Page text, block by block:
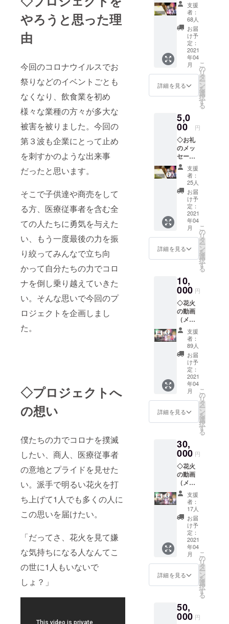
やろうと思った理
由
今回のコロナウイルスでお
祭りなどのイベントごとも
なくなり、飲食業を初め
様々な業種の方々が多大な
被害を被りました。今回の
第３波も企業にとって止め
を刺すかのような出来事
だったと思います。
そこで子供達や商売をして
る方、医療従事者を含む全
ての人たちに勇気を与えた
い、もう一度最後の力を振
り絞ってみんなで立ち向
かって自分たちの力でコロ
ナを倒し乗り越えていきた
い。そんな思いで今回のプ
ロジェクトを企画しまし
た。
◇プロジェクトへ
の想い
僕たちの力でコロナを撲滅
したい、商人、医療従事者
の意地とプライドを見せた
い。派手で明るい花火を打
ち上げて1人でも多くの人に
この思いを届けたい。
「だってさ、花火を見て嫌
な気持ちになる人なんてこ
の世に1人もいないで
しょ？」
お写真
(メール
で送
付）
支援
者：
68人
お届
け予
定：
2021
年04
月
詳細を見る
こ
の
リ
タ
ー
ン
を
選
択
す
る
5,0
00 円
◇お礼
のメッ
セージ
＋花火
のお写
（メー
ルで送
付） ◇
オリジ
ナルス
テッ
カー
支援
者：
25人
お届
け予
定：
2021
年04
月
詳細を見る
こ
の
リ
タ
ー
ン
を
選
択
す
る
10,
000 円
◇花火
の動画
（メー
ル送
付） ◇
オリジ
ナルス
テッ
カー ◇
ミニ紅
白達磨
（4.5
㎝）
支援
者：
89人
お届
け予
定：
2021
年04
月
詳細を見る
こ
の
リ
タ
ー
ン
を
選
択
す
る
30,
000 円
◇花火
の動画
（メー
ル送
付） ◇
オリジ
ナルス
テッ
カー ◇
グッバ
イコロ
ナ記念
達磨
（小
「12
支援
者：
17人
お届
け予
定：
2021
年04
月
詳細を見る
こ
の
リ
タ
ー
ン
を
選
択
す
る
50,
000 円